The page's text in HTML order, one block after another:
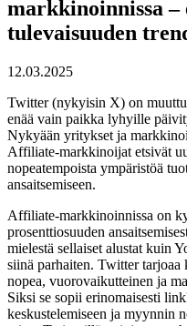
markkinoinnissa
tulevaisuuden
12.03.2025
Twitter (nykyisin X) on
enää vain paikka lyhyille
Nykyään yritykset ja
Affiliate-markkinoijat etsivät
nopeatempoista ympäristöä
ansaitsemiseen.
Affiliate-markkinoinnissa on
prosenttiosuuden
mielestä sellaiset alustat kuin
siinä parhaiten. Twitter
nopea, vuorovaikutteinen ja
Siksi se sopii erinomaisesti
keskustelemiseen ja myynnin